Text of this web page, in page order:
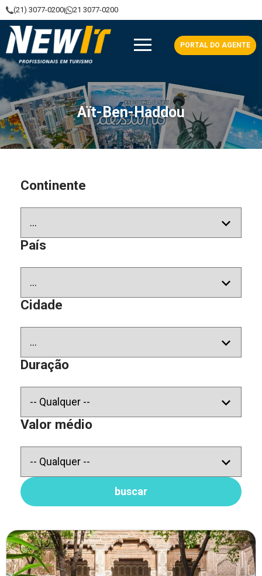
(21) 3077-0200 21 3077-0200
NewIt - Profissionais em Turismo
PORTAL DO AGENTE
Aït-Ben-Haddou
Continente
País
Cidade
Duração
Valor médio
buscar